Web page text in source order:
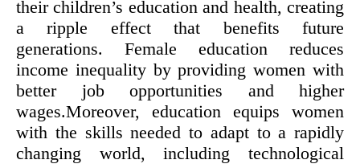
their children’s education and health, creating
a ripple effect that benefits future
generations. Female education reduces
income inequality by providing women with
better job opportunities and higher
wages.Moreover, education equips women
with the skills needed to adapt to a rapidly
changing world, including technological